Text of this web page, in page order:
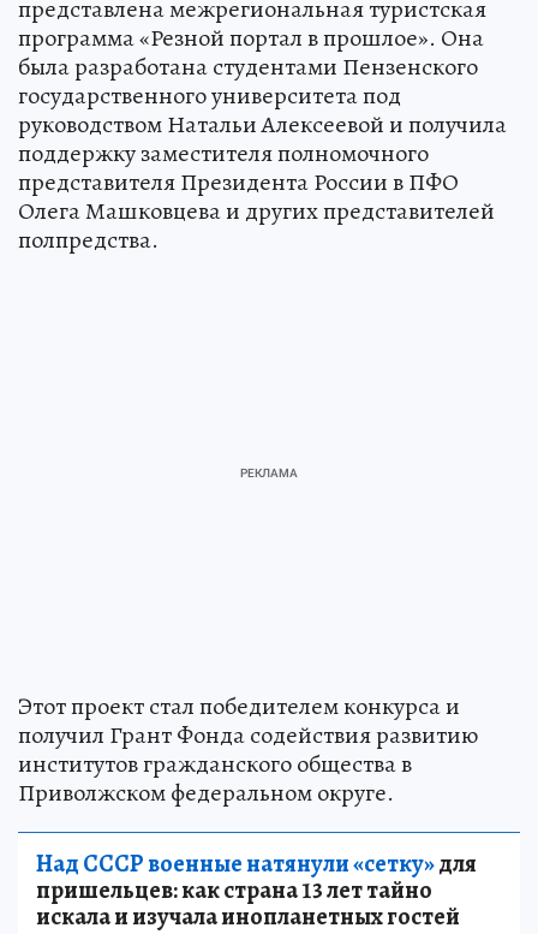
представлена межрегиональная туристская
программа «Резной портал в прошлое». Она
была разработана студентами Пензенского
государственного университета под
руководством Натальи Алексеевой и получила
поддержку заместителя полномочного
представителя Президента России в ПФО
Олега Машковцева и других представителей
полпредства.
Этот проект стал победителем конкурса и
получил Грант Фонда содействия развитию
институтов гражданского общества в
Приволжском федеральном округе.
Над СССР военные натянули «сетку»для
пришельцев: как страна 13 лет тайно
искала и изучала инопланетных гостей